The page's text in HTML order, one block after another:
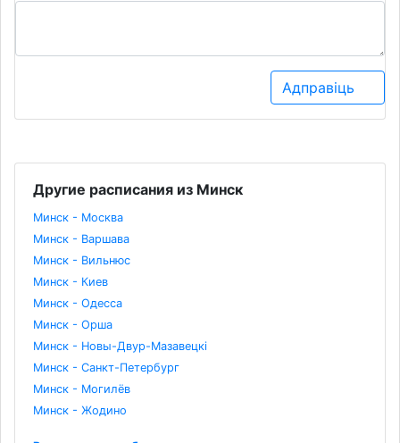
Адправіць
Другие расписания из Минск
Минск - Москва
Минск - Варшава
Минск - Вильнюс
Минск - Киев
Минск - Одесса
Минск - Орша
Минск - Новы-Двур-Мазавецкі
Минск - Санкт-Петербург
Минск - Могилёв
Минск - Жодино